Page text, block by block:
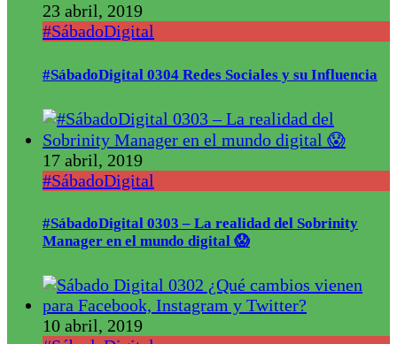
23 abril, 2019
#SábadoDigital
#SábadoDigital 0304 Redes Sociales y su Influencia
17 abril, 2019
#SábadoDigital
#SábadoDigital 0303 – La realidad del Sobrinity
Manager en el mundo digital 😱
10 abril, 2019